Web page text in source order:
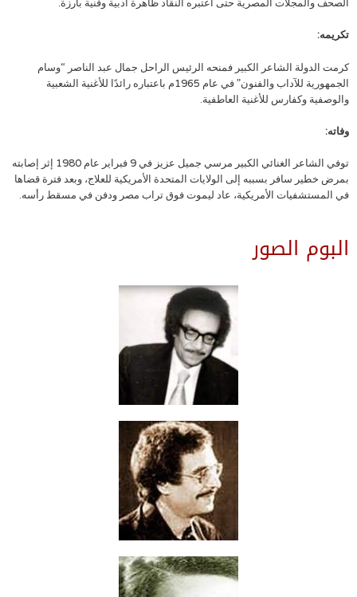
الصحف والمجلات المصرية حتى اعتبره النقاد ظاهرة أدبية وفنية بارزة.
تكريمه:
كرمت الدولة الشاعر الكبير فمنحه الرئيس الراحل جمال عبد الناصر “وسام
الجمهورية للآداب والفنون” في عام 1965م باعتباره رائدًا للأغنية الشعبية
والوصفية وكفارس للأغنية العاطفية.
وفاته:
توفي الشاعر الغنائي الكبير مرسي جميل عزيز في 9 فبراير عام 1980 إثر إصابته
بمرض خطير سافر بسببه إلى الولايات المتحدة الأمريكية للعلاج، وبعد فترة قضاها
في المستشفيات الأمريكية، عاد ليموت فوق تراب مصر ودفن في مسقط رأسه.
البوم الصور